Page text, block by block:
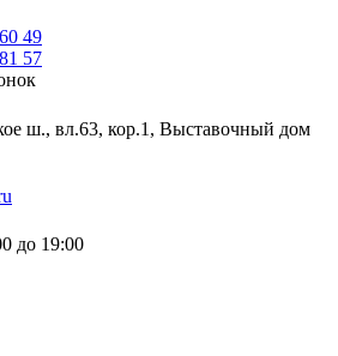
49
57
ш., вл.63, кор.1, Выставочный дом
до 19:00